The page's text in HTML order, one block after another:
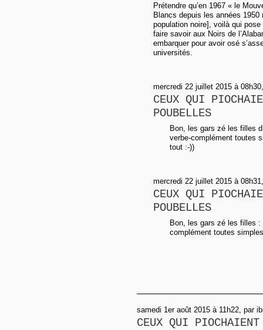
Prétendre qu’en 1967 « le
Blancs depuis les années 1950
population noire], voilà qui
faire savoir aux Noirs de
embarquer pour avoir osé
universités.
mercredi 22 juillet 2015 à
CEUX QUI
POUBELLES
Bon, les gars zé les filles
verbe-complément toutes
tout :-))
mercredi 22 juillet 2015 à
CEUX QUI
POUBELLES
Bon, les gars zé les filles
complément toutes
samedi 1er août 2015 à 11h22, par
CEUX QUI PIOCHAIENT